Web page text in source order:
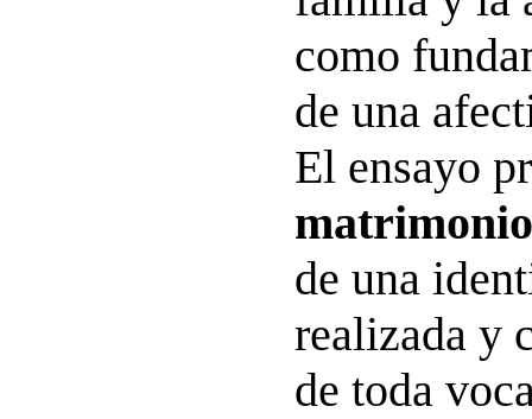
como
de una
El ensayo
matrimonio
de una
realizada y
de toda